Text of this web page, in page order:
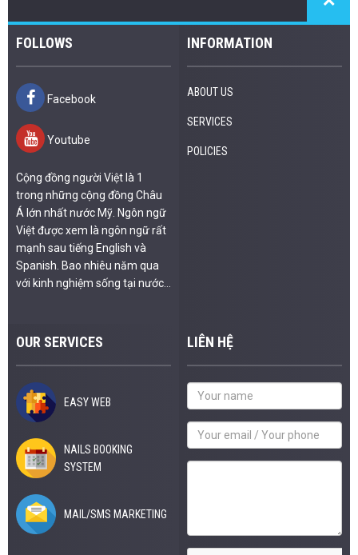
FOLLOWS
Facebook
Youtube
Cộng đồng người Việt là 1
trong những cộng đồng Châu
Á lớn nhất nước Mỹ. Ngôn ngữ
Việt được xem là ngôn ngữ rất
mạnh sau tiếng English và
Spanish. Bao nhiêu năm qua
với kinh nghiệm sống tại nước...
INFORMATION
ABOUT US
SERVICES
POLICIES
OUR SERVICES
EASY WEB
NAILS BOOKING
SYSTEM
MAIL/SMS MARKETING
LIÊN HỆ